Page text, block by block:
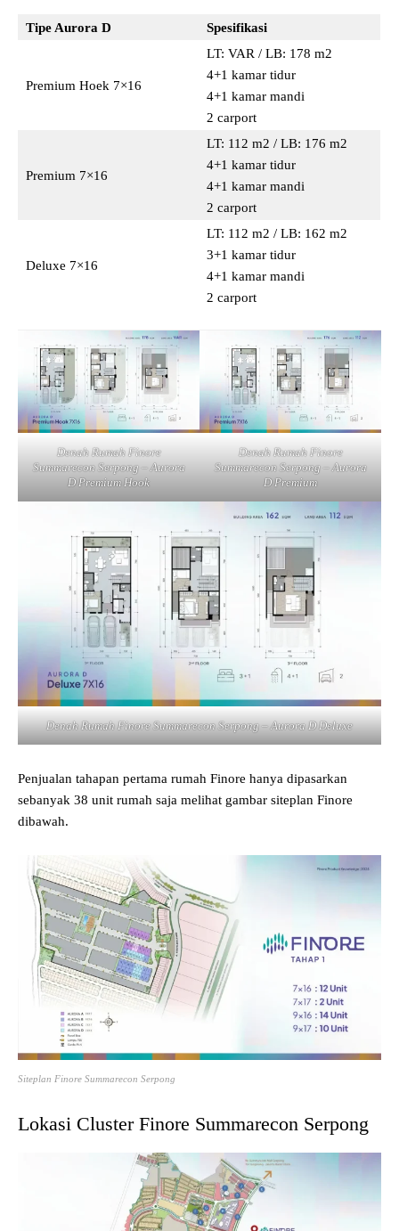
Tipe Aurora D Spesifikasi
Premium Hoek 7×16
LT: VAR / LB: 178 m2
4+1 kamar tidur
4+1 kamar mandi
2 carport
Premium 7×16
LT: 112 m2 / LB: 176 m2
4+1 kamar tidur
4+1 kamar mandi
2 carport
Deluxe 7×16
LT: 112 m2 / LB: 162 m2
3+1 kamar tidur
4+1 kamar mandi
2 carport
Denah Rumah Finore
Summarecon Serpong – Aurora
D Premium Hook
Denah Rumah Finore
Summarecon Serpong – Aurora
D Premium
Denah Rumah Finore Summarecon Serpong – Aurora D Deluxe
Penjualan tahapan pertama rumah Finore hanya dipasarkan
sebanyak 38 unit rumah saja melihat gambar siteplan Finore
dibawah.
Siteplan Finore Summarecon Serpong
Lokasi Cluster Finore Summarecon Serpong